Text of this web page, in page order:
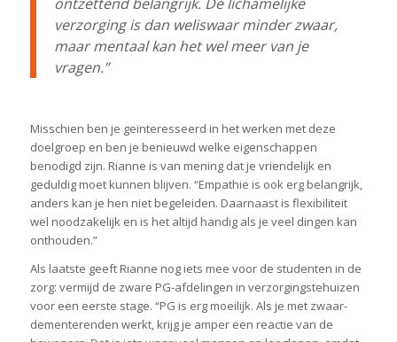
verzorging is dan weliswaar minder zwaar,
maar mentaal kan het wel meer van je
vragen.”
Misschien ben je geïnteresseerd in het werken met deze
doelgroep en ben je benieuwd welke eigenschappen
benodigd zijn. Rianne is van mening dat je vriendelijk en
geduldig moet kunnen blijven. “Empathie is ook erg belangrijk,
anders kan je hen niet begeleiden. Daarnaast is flexibiliteit
wel noodzakelijk en is het altijd handig als je veel dingen kan
onthouden.”
Als laatste geeft Rianne nog iets mee voor de studenten in de
zorg: vermijd de zware PG-afdelingen in verzorgingstehuizen
voor een eerste stage. “PG is erg moeilijk. Als je met zwaar-
dementerenden werkt, krijg je amper een reactie van de